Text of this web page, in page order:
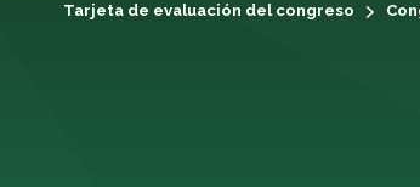
Tarjeta de evaluación del congreso